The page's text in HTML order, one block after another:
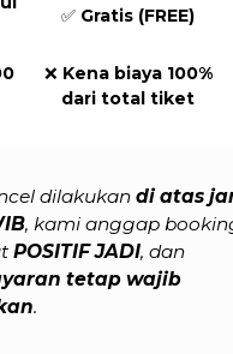
✅ Gratis (FREE)
❌ Kena biaya 100%
dari total tiket
dilakukandi atas
, kami anggap
POSITIF JADI, dan
tetap wajib
.